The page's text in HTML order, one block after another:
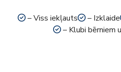
– Viss iekļauts – Izklaide
– Klubi bērniem